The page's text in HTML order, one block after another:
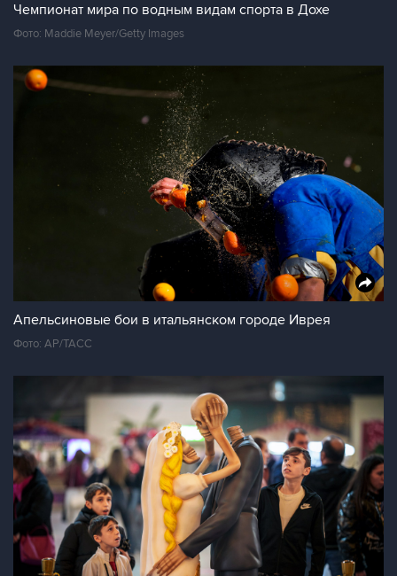
Чемпионат мира по водным видам спорта в Дохе
Фото: Maddie Meyer/Getty Images
Апельсиновые бои в итальянском городе Иврея
Фото: АР/ТАСС